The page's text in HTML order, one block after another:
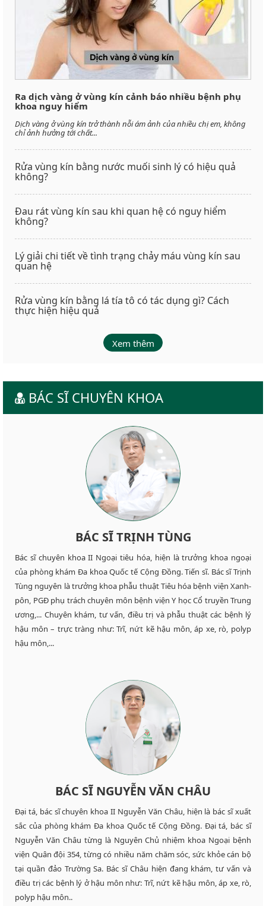
Ra dịch vàng ở vùng kín cảnh báo nhiều bệnh phụ
khoa nguy hiểm
Dịch vàng ở vùng kín trở thành nỗi ám ảnh của nhiều chị em, không
chỉ ảnh hưởng tới chất...
Rửa vùng kín bằng nước muối sinh lý có hiệu quả
không?
Đau rát vùng kín sau khi quan hệ có nguy hiểm
không?
Lý giải chi tiết về tình trạng chảy máu vùng kín sau
quan hệ
Rửa vùng kín bằng lá tía tô có tác dụng gì? Cách
thực hiện hiệu quả
Xem thêm
BÁC SĨ CHUYÊN KHOA
BÁC SĨ TRỊNH TÙNG
Bác sĩ chuyên khoa II Ngoại tiêu hóa, hiện là trưởng khoa ngoại
của phòng khám Đa khoa Quốc tế Cộng Đồng. Tiến sĩ. Bác sĩ Trịnh
Tùng nguyên là trưởng khoa phẫu thuật Tiêu hóa bệnh viện Xanh-
pôn, PGĐ phụ trách chuyên môn bệnh viện Y học Cổ truyền Trung
ương,... Chuyên khám, tư vấn, điều trị và phẫu thuật các bệnh lý
hậu môn – trực tràng như: Trĩ, nứt kẽ hậu môn, áp xe, rò, polyp
hậu môn,...
BÁC SĨ NGUYỄN VĂN CHÂU
Đại tá, bác sĩ chuyên khoa II Nguyễn Văn Châu, hiện là bác sĩ xuất
sắc của phòng khám Đa khoa Quốc tế Cộng Đồng. Đại tá, bác sĩ
Nguyễn Văn Châu từng là Nguyên Chủ nhiệm khoa Ngoại bệnh
viện Quân đội 354, từng có nhiều năm chăm sóc, sức khỏe cán bộ
tại quần đảo Trường Sa. Bác sĩ Châu hiện đang khám, tư vấn và
điều trị các bệnh lý ở hậu môn như: Trĩ, nứt kẽ hậu môn, áp xe, rò,
polyp hậu môn..